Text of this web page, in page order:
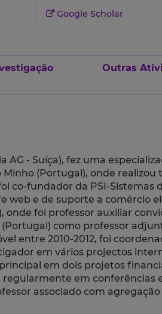
Google Scholar
Outras
- Suíça), fez uma
(Portugal), onde realizou
co-fundador da PSI-Sistemas
web e de suporte a comércio
onde foi professor auxiliar
como professor
entre 2010-2012, foi
em vários projectos
em dois projetos
regularmente em conferências
associado com agregação